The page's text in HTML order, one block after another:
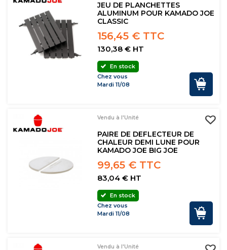
JEU DE PLANCHETTES
ALUMINUM POUR KAMADO JOE
CLASSIC
156,45 € TTC
130,38 € HT
En stock
Chez vous
Mardi 11/08
Vendu à l'Unité
PAIRE DE DEFLECTEUR DE
CHALEUR DEMI LUNE POUR
KAMADO JOE BIG JOE
99,65 € TTC
83,04 € HT
En stock
Chez vous
Mardi 11/08
Vendu à l'Unité